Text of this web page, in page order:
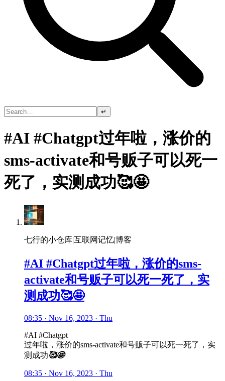
↵
#AI #Chatgpt过年啦，涨价的
sms-activate和号贩子可以死一
死了，实测成功🥰🤩
七行的小仓库|互联网记忆|博客
#AI #Chatgpt过年啦，涨价的sms-
activate和号贩子可以死一死了，实
测成功🥰🤩
08:35 · Nov 16, 2023 · Thu
#AI #Chatgpt
过年啦，涨价的sms-activate和号贩子可以死一死了，实
测成功🥰🤩
08:35 · Nov 16, 2023 · Thu